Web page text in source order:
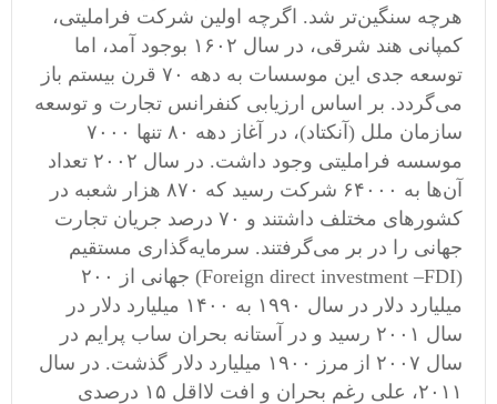
هرچه سنگین‌تر شد. اگرچه اولین شرکت فراملیتی،
کمپانی هند شرقی، در سال ۱۶۰۲ بوجود آمد، اما
توسعه جدی این موسسات به دهه ۷۰ قرن بیستم باز
می‌گردد. بر اساس ارزیابی کنفرانس تجارت و توسعه
سازمان ملل (آنکتاد)، در آغاز دهه ۸۰ تنها ۷۰۰۰
موسسه فراملیتی وجود داشت. در سال ۲۰۰۲ تعداد
آن‌ها به ۶۴۰۰۰ شرکت رسید که ۸۷۰ هزار شعبه در
کشورهای مختلف داشتند و ۷۰ درصد جریان تجارت
جهانی را در بر می‌گرفتند. سرمایه‌گذاری مستقیم
(Foreign direct investment –FDI) جهانی از ۲۰۰
میلیارد دلار در سال ۱۹۹۰ به ۱۴۰۰ میلیارد دلار در
سال ۲۰۰۱ رسید و در آستانه بحران ساب پرایم در
سال ۲۰۰۷ از مرز ۱۹۰۰ میلیارد دلار گذشت. در سال
۲۰۱۱، علی رغم بحران و افت لااقل ۱۵ درصدی